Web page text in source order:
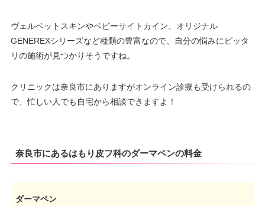
ヴェルベットスキンやベビーサイトカイン、オリジナル
GENEREXシリーズなど種類の豊富なので、自分の悩みにピッタ
リの施術が見つかりそうですね。
クリニックは奈良市にありますがオンライン診療も受けられるの
で、忙しい人でも自宅から相談できますよ！
奈良市にあるはもり皮フ科のダーマペンの料金
ダーマペン